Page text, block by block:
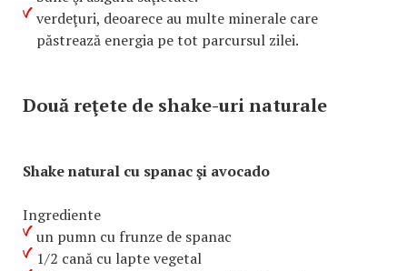
verdeţuri, deoarece au multe minerale care
păstrează energia pe tot parcursul zilei.
Două reţete de shake-uri naturale
Shake natural cu spanac şi avocado
Ingrediente
un pumn cu frunze de spanac
1/2 cană cu lapte vegetal